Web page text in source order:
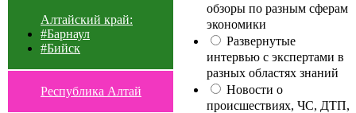
Алтайский край:
#Барнаул
#Бийск
Республика Алтай
обзоры по разным сферам
экономики
Развернутые
интервью с экспертами в
разных областях знаний
Новости о
происшествиях, ЧС, ДТП,